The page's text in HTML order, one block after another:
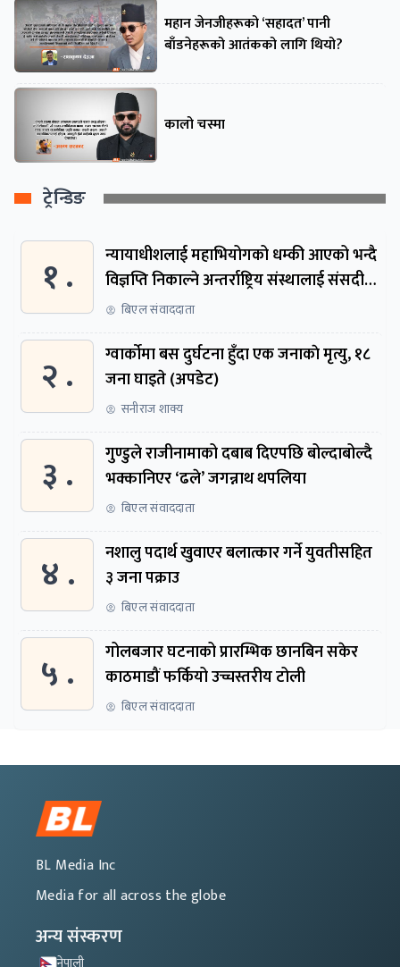
महान जेनजीहरूको ‘सहादत’ पानी
बाँडनेहरूको आतंकको लागि थियो?
कालो चस्मा
ट्रेन्डिङ
१ .
न्यायाधीशलाई महाभियोगको धम्की आएको भन्दै
विज्ञप्ति निकाल्ने अन्तर्राष्ट्रिय संस्थालाई संसदीय
समितिमा बोलाइयो
बिएल संवाददाता
२ .
ग्वार्काेमा बस दुर्घटना हुँदा एक जनाकाे मृत्यु, १८
जना घाइते (अपडेट)
सनीराज शाक्य
३ .
गुण्डुले राजीनामाको दबाब दिएपछि बोल्दाबोल्दै
भक्कानिएर ‘ढले’ जगन्नाथ थपलिया
बिएल संवाददाता
४ .
नशालु पदार्थ खुवाएर बलात्कार गर्ने युवतीसहित
३ जना पक्राउ
बिएल संवाददाता
५ .
गोलबजार घटनाको प्रारम्भिक छानबिन सकेर
काठमाडौं फर्कियो उच्चस्तरीय टोली
बिएल संवाददाता
BL Media Inc
Media for all across the globe
अन्य संस्करण